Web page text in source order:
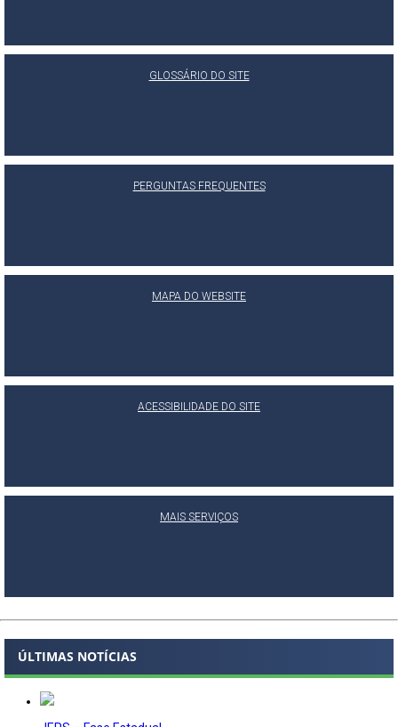
GLOSSÁRIO DO SITE
PERGUNTAS FREQUENTES
MAPA DO WEBSITE
ACESSIBILIDADE DO SITE
MAIS SERVIÇOS
ÚLTIMAS NOTÍCIAS